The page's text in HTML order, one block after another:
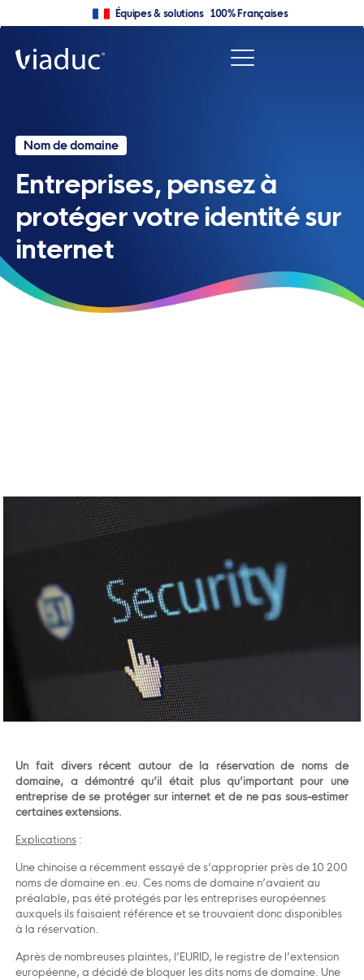
Équipes & solutions 100% Françaises
Nom de domaine
Entreprises, pensez à
protéger votre identité sur
internet
Un fait divers récent autour de la réservation de noms de
domaine, a démontré qu’il était plus qu’important pour une
entreprise de se protéger sur internet et de ne pas sous-estimer
certaines extensions.
Explications :
Une chinoise a récemment essayé de s’approprier près de 10 200
noms de domaine en .eu. Ces noms de domaine n’avaient au
préalable, pas été protégés par les entreprises européennes
auxquels ils faisaient référence et se trouvaient donc disponibles
à la réservation.
Après de nombreuses plaintes, l’EURID, le registre de l’extension
européenne, a décidé de bloquer les dits noms de domaine. Une